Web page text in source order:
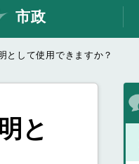
市政
として使用できますか？
と